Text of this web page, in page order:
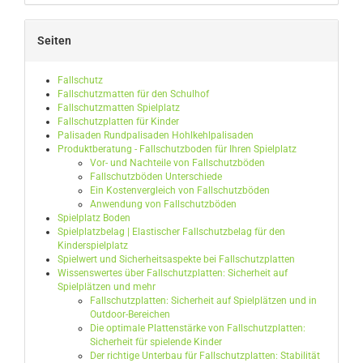
Seiten
Fallschutz
Fallschutzmatten für den Schulhof
Fallschutzmatten Spielplatz
Fallschutzplatten für Kinder
Palisaden Rundpalisaden Hohlkehlpalisaden
Produktberatung - Fallschutzboden für Ihren Spielplatz
Vor- und Nachteile von Fallschutzböden
Fallschutzböden Unterschiede
Ein Kostenvergleich von Fallschutzböden
Anwendung von Fallschutzböden
Spielplatz Boden
Spielplatzbelag | Elastischer Fallschutzbelag für den
Kinderspielplatz
Spielwert und Sicherheitsaspekte bei Fallschutzplatten
Wissenswertes über Fallschutzplatten: Sicherheit auf
Spielplätzen und mehr
Fallschutzplatten: Sicherheit auf Spielplätzen und in
Outdoor-Bereichen
Die optimale Plattenstärke von Fallschutzplatten:
Sicherheit für spielende Kinder
Der richtige Unterbau für Fallschutzplatten: Stabilität